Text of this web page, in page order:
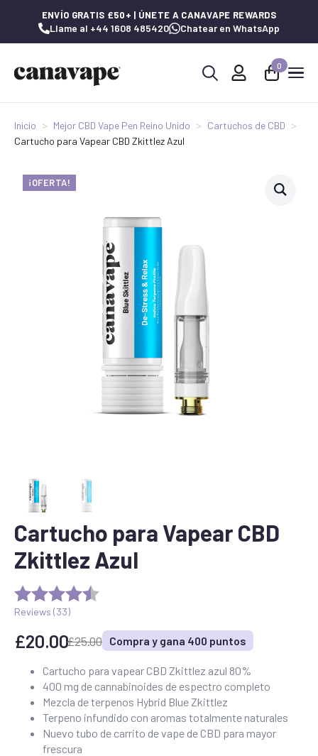
ENVÍO GRATIS £50+ | ÚNETE A CANAVAPE REWARDS
Llame al +44 1608 485420 Chatear en WhatsApp
0
Inicio Mejor CBD Vape Pen Reino Unido
Cartuchos de CBD
Cartucho para Vapear CBD Zkittlez Azul
¡OFERTA!
Cartucho para Vapear CBD
Zkittlez Azul
Reviews (33)
£25.00
El
precio
original
era:
£25.00.
£20.00
El
precio
actual
es:
£20.00.
Compra y gana 400 puntos
Cartucho para vapear CBD Zkittlez azul 80%
400 mg de cannabinoides de espectro completo
Mezcla de terpenos Hybrid Blue Zkittlez
Terpeno infundido con aromas totalmente naturales
Nuevo tubo de carrito de vape de CBD para mayor
frescura